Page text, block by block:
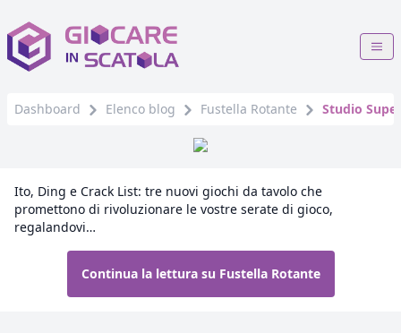
Dashboard Elenco blog Fustella Rotante Studio
Ito, Ding e Crack List: tre nuovi giochi da tavolo che
promettono di rivoluzionare le vostre serate di gioco,
regalandovi…
Continua la lettura su Fustella Rotante